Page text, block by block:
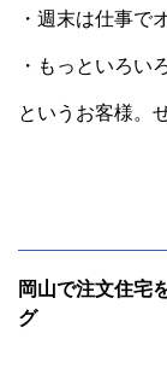
・週末は仕事で
・もっといろい
というお客様。
岡山で注文住
グ